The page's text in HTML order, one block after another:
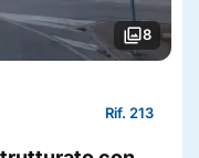
photo_library8
Rif. 213